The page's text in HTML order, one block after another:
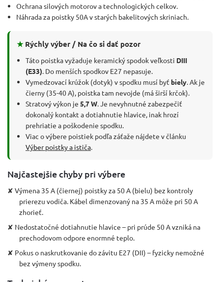
Ochrana silových motorov a technologických celkov.
Náhrada za poistky 50A v starých bakelitových skriniach.
★Rýchly výber / Na čo si dať pozor
Táto poistka vyžaduje keramický spodok veľkosti DIII
(E33) . Do menších spodkov E27 nepasuje.
Vymedzovací krúžok (dotyk) v spodku musí byť biely . Ak je
čierny (35-40 A), poistka tam nevojde (má širší krčok).
Stratový výkon je 5,7 W . Je nevyhnutné zabezpečiť
dokonalý kontakt a dotiahnutie hlavice, inak hrozí
prehriatie a poškodenie spodku.
Viac o výbere poistiek podľa záťaže nájdete v článku
Výber poistky a ističa
Najčastejšie chyby pri výbere
✘ Výmena 35 A (čiernej) poistky za 50 A (bielu) bez kontroly
prierezu vodiča. Kábel dimenzovaný na 35 A môže pri 50 A
zhorieť.
✘ Nedostatočné dotiahnutie hlavice – pri prúde 50 A vzniká na
prechodovom odpore enormné teplo.
✘ Pokus o naskrutkovanie do závitu E27 (DII) – fyzicky nemožné
bez výmeny spodku.